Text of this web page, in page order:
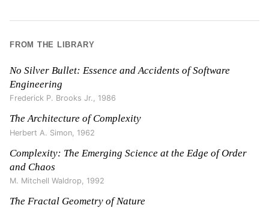
FROM THE LIBRARY
No Silver Bullet: Essence and Accidents of Software
Engineering
Frederick P. Brooks Jr., 1986
The Architecture of Complexity
Herbert A. Simon 1962
Complexity: The Emerging Science at the Edge of Order
and Chaos
M. Mitchell Waldrop, 1992
The Fractal Geometry of Nature